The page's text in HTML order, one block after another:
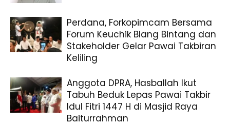
Perdana, Forkopimcam Bersama
Forum Keuchik Blang Bintang dan
Stakeholder Gelar Pawai Takbiran
Keliling
Anggota DPRA, Hasballah Ikut
Tabuh Beduk Lepas Pawai Takbir
Idul Fitri 1447 H di Masjid Raya
Baiturrahman